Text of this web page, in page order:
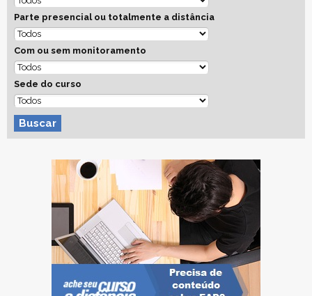
Parte presencial ou totalmente a distância
Com ou sem monitoramento
Sede do curso
Buscar